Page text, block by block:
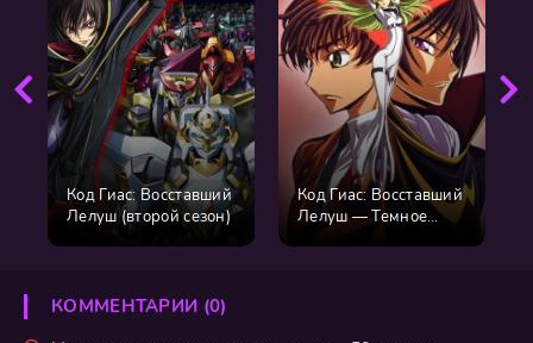
Код Гиас: Восставший
Лелуш (второй сезон)
Код Гиас: Восставший
Лелуш — Темное
КОММЕНТАРИИ (0)